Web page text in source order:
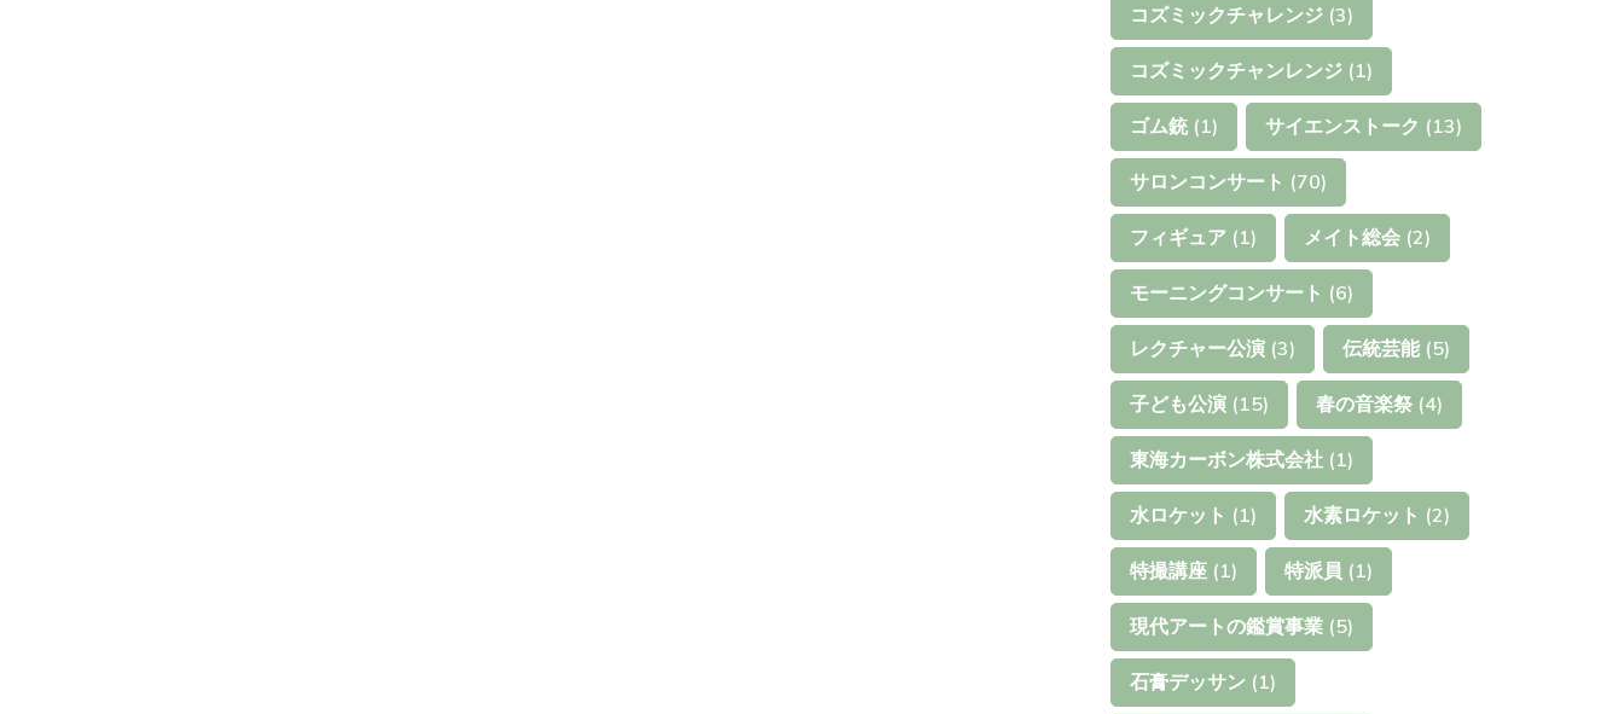
コズミックチャレンジ(3)
コズミックチャンレンジ(1)
ゴム銃(1) サイエンストーク (13)
サロンコンサート (70)
フィギュア (1) メイト総会(2)
モーニングコンサート (6)
レクチャー公演(3) 伝統芸能(5)
子ども公演(15) 春の音楽祭(4)
東海カーボン株式会社(1)
水ロケット (1) 水素ロケット (2)
特撮講座(1) 特派員(1)
現代アートの鑑賞事業(5)
石膏デッサン (1)